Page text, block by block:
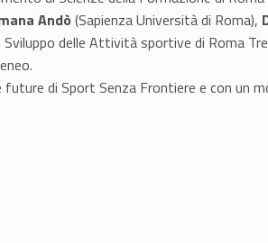
Andò (Sapienza Università di Roma),
delle Attività sportive di Roma
future di Sport Senza Frontiere e con un